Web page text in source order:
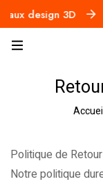
design 3D
Politique de
Notre politique